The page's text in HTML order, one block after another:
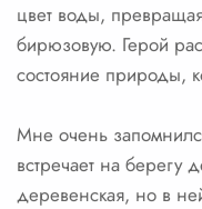
цвет воды,
бирюзовую. Герой
состояние природы,
Мне очень
встречает на берегу
деревенская, но в